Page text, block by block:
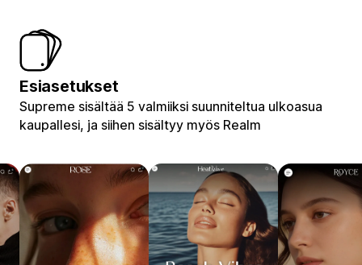
Esiasetukset
Supreme sisältää 5 valmiiksi suunniteltua ulkoasua
kaupallesi, ja siihen sisältyy myös Realm